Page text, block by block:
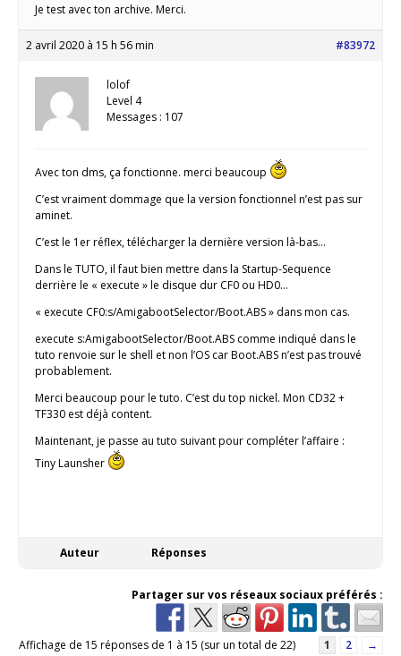
Je test avec ton archive. Merci.
2 avril 2020 à 15 h 56 min #83972
lolof
Level 4
Messages : 107
Avec ton dms, ça fonctionne. merci beaucoup
C’est vraiment dommage que la version fonctionnel n’est pas sur
aminet.
C’est le 1er réflex, télécharger la dernière version là-bas…
Dans le TUTO, il faut bien mettre dans la Startup-Sequence
derrière le « execute » le disque dur CF0 ou HD0…
« execute CF0:s/AmigabootSelector/Boot.ABS » dans mon cas.
execute s:AmigabootSelector/Boot.ABS comme indiqué dans le
tuto renvoie sur le shell et non l’OS car Boot.ABS n’est pas trouvé
probablement.
Merci beaucoup pour le tuto. C’est du top nickel. Mon CD32 +
TF330 est déjà content.
Maintenant, je passe au tuto suivant pour compléter l’affaire :
Tiny Launsher
Auteur Réponses
Partager sur vos réseaux sociaux préférés :
Affichage de 15 réponses de 1 à 15 (sur un total de 22) 1 2 →